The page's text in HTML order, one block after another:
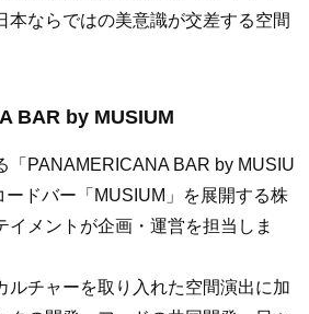
本ならではの美意識が交差する空間
BAR by MUSIUM
「PANAMERICANA BAR by MUSIU
ードバー「MUSIUM」を展開する株
イメントが企画・運営を担当しま
ルチャーを取り入れた空間演出に加